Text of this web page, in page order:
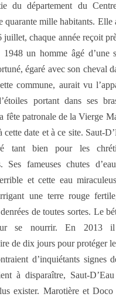
du département du
quarante mille habitants. Elle
juillet, chaque année reçoit
un homme âgé d’une
égaré avec son cheval
commune, aurait vu
portant dans ses
fête patronale de la Vierge
cette date et à ce site. Saut-
tant bien pour les
Ses fameuses chutes
et cette eau
une terre rouge
de toutes sortes. Le
se nourrir. En
de dix jours pour protéger
d’inquiétants signes
à disparaître, Saut-
exister. Marotière et Doco